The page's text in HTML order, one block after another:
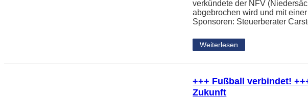
verkündete der NFV
abgebrochen wird und mit
Sponsoren: Steuerberater
Weiterlesen
+++ Fußball verbindet!
Zukunft